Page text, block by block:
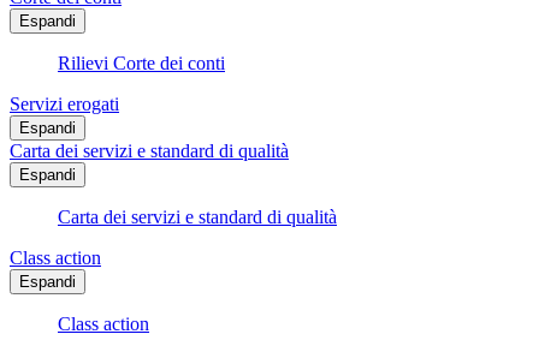
Espandi
Rilievi Corte dei conti
Servizi erogati
Espandi
Carta dei servizi e standard di qualità
Espandi
Carta dei servizi e standard di qualità
Class action
Espandi
Class action